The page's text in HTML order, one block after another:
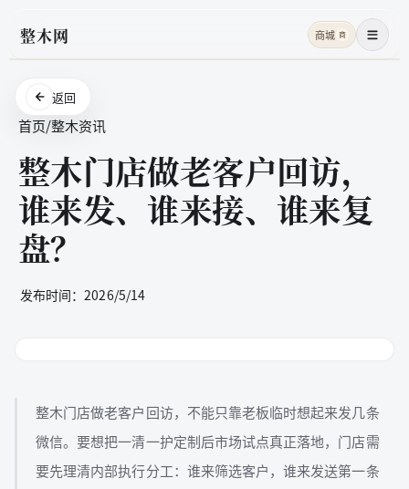
整木网 商城 商 菜单
返回
首页/整木资讯
整木门店做老客户回访，
谁来发、谁来接、谁来复
盘？
发布时间：2026/5/14
整木门店做老客户回访，不能只靠老板临时想起来发几条
微信。要想把一清一护定制后市场试点真正落地，门店需
要先理清内部执行分工：谁来筛选客户，谁来发送第一条